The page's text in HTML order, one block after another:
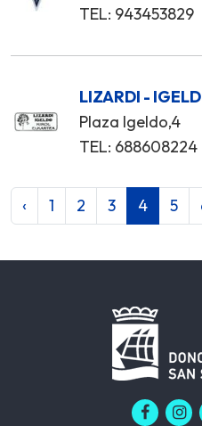
TEL: 943453829
LIZARDI -
Plaza Igeldo,4
TEL: 688608224
‹ 1 2 3 4 5